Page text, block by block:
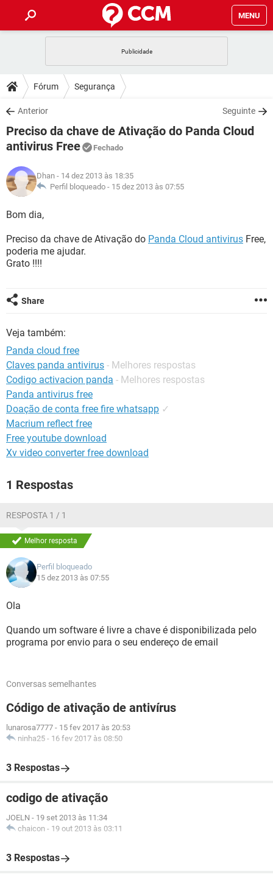
MENU
CELULAR
OUTLOOK
INSTAGRAM GMAIL
GUIA DE COMPRAS
DICAS
JOGOS
OUTLOOK
GUIA DE COMPRAS
DOWNLOADS
JOGOS WHATSAPP
CELULAR
OUTLOOK
INSTAGRAM
GUIA DE COMPRAS
FÓRUM
CELULAR FACEBOOK
GUIA DE COMPRAS
GLOSSÁRIO
JOGOS
CELULAR
OUTLOOK EXCEL
INSTAGRAM
Fórum Segurança
Anterior Seguinte
Preciso da chave de Ativação do Panda Cloud
antivirus Free
Fechado
Dhan - 14 dez 2013 às 18:35
Perfil bloqueado - 15 dez 2013 às 07:55
Bom dia,
Preciso da chave de Ativação do Panda Cloud antivirus Free,
poderia me ajudar.
Grato !!!!
Share
Veja também:
Panda cloud free
Claves panda antivirus - Melhores respostas
Codigo activacion panda - Melhores respostas
Panda antivirus free
Doação de conta free fire whatsapp ✓
Macrium reflect free
Free youtube download
Xv video converter free download
1 Respostas
RESPOSTA 1 / 1
Melhor resposta
Perfil bloqueado
15 dez 2013 às 07:55
Ola
Quando um software é livre a chave é disponibilizada pelo
programa por envio para o seu endereço de email
Conversas semelhantes
Código de ativação de antivírus
lunarosa7777 - 15 fev 2017 às 20:53
ninha25 - 16 fev 2017 às 08:50
3 Respostas
codigo de ativação
JOELN - 19 set 2013 às 11:34
chaicon - 19 out 2013 às 03:11
3 Respostas